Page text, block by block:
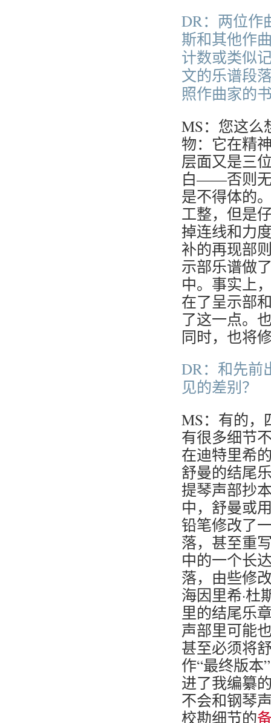
DR：两位作
斯和其他作
计数或类似
文的乐谱段
照作曲家的
MS：您这么
物：它在精
层面又是三
白——否则无
是不得体的
工整，但是
掉连线和力
补的再现部
示部乐谱做
中。事实上
在了呈示部
了这一点。
同时，也将
DR：和先前
见的差别？
MS：有的，
有很多细节
在迪特里希
舒曼的结尾
提琴声部抄
中，舒曼或
铅笔修改了
落，甚至重
中的一个长
落，由些修
海因里希·杜
里的结尾乐
声部里可能
甚至必须将
作“最终版本
进了我编纂
不会和钢琴
校勘细节的